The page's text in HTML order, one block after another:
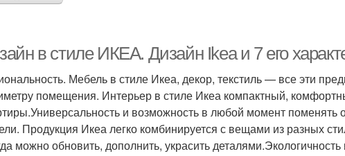
в стиле ИКЕА. Дизайн Ikea и 7 его
Мебель в стиле Икеа, декор, текстиль — все эти
помещения. Интерьер в стиле Икеа компактный,
и возможность в любой момент
Продукция Икеа легко комбинируется с вещами из разных
можно обновить, дополнить, украсить